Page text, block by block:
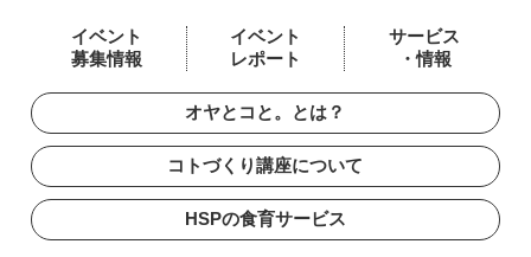
イベント
募集情報
イベント
レポート
サービス
・情報
オヤとコと。とは？
コトづくり講座について
HSPの食育サービス